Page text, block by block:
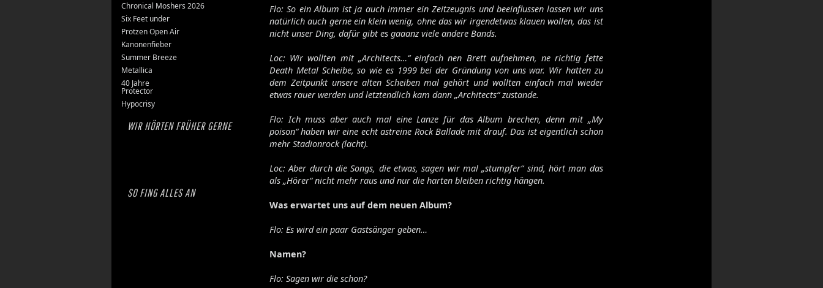
Chronical Moshers 2026
Six Feet under
Protzen Open Air
Walpurgisnacht
Kanonenfieber
Summer Breeze
Ragnarök
Metallica
My'Tallica
40 Jahre
Protector
Machine Head
Hypocrisy
WIR HÖRTEN FRÜHER GERNE
SO FING ALLES AN
Flo: So ein Album ist ja auch immer ein Zeitzeugnis und beeinflussen lassen wir uns
natürlich auch gerne ein klein wenig, ohne das wir irgendetwas klauen wollen, das ist
nicht unser Ding, dafür gibt es gaaanz viele andere Bands.
Loc: Wir wollten mit „Architects…“ einfach nen Brett aufnehmen, ne richtig fette
Death Metal Scheibe, so wie es 1999 bei der Gründung von uns war. Wir hatten zu
dem Zeitpunkt unsere alten Scheiben mal gehört und wollten einfach mal wieder
etwas rauer werden und letztendlich kam dann „Architects“ zustande.
Flo: Ich muss aber auch mal eine Lanze für das Album brechen, denn mit „My
poison“ haben wir eine echt astreine Rock Ballade mit drauf. Das ist eigentlich schon
mehr Stadionrock (lacht).
Loc: Aber durch die Songs, die etwas, sagen wir mal „stumpfer“ sind, hört man das
als „Hörer“ nicht mehr raus und nur die harten bleiben richtig hängen.
Was erwartet uns auf dem neuen Album?
Flo: Es wird ein paar Gastsänger geben…
Namen?
Flo: Sagen wir die schon?